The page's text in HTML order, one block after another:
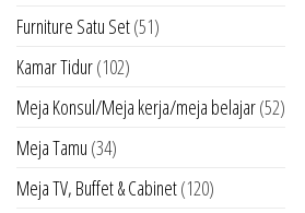
Furniture Satu Set(51)
Kamar Tidur(102)
Meja Konsul/Meja kerja/meja belajar(52)
Meja Tamu (34)
Meja TV, Buffet & Cabinet(120)